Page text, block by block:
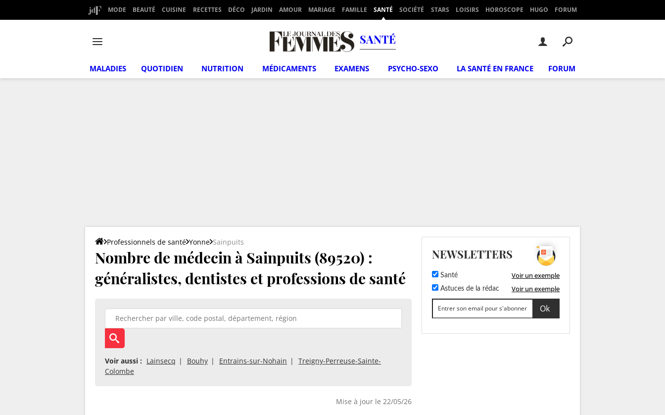
MODE BEAUTÉ CUISINE RECETTES DÉCO JARDIN AMOUR MARIAGE FAMILLE SANTÉ SOCIÉTÉ STARS LOISIRS HOROSCOPE HUGO FORUM
SANTÉ
MALADIES QUOTIDIEN NUTRITION MÉDICAMENTS EXAMENS PSYCHO-SEXO LA SANTÉ EN FRANCE FORUM
Professionnels de santé Yonne Sainpuits
Nombre de médecin à Sainpuits (89520) :
généralistes, dentistes et professions de santé
Voir aussi : Lainsecq Bouhy Entrains-sur-Nohain
Treigny-Perreuse-Sainte-
Colombe
Mise à jour le 22/05/26
NEWSLETTERS
Santé Voir un exemple
Astuces de la rédac Voir un exemple